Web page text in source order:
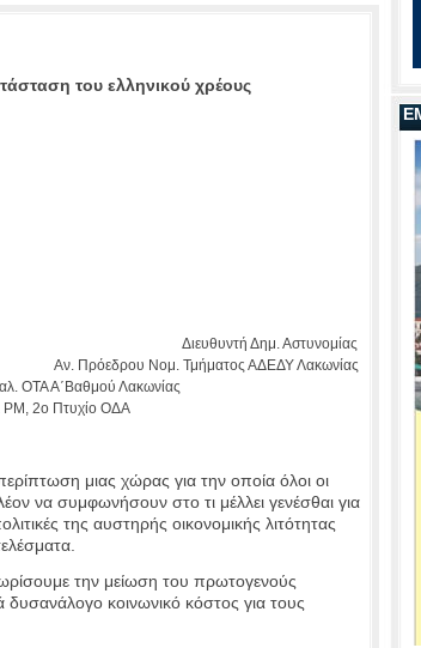
του ελληνικού χρέους
Διευθυντή Δημ. Αστυνομίας
ΑΔΕΔΥ Λακωνίας
Λακωνίας
Πτυχίο ΟΔΑ
μιας χώρας για την οποία όλοι οι
να συμφωνήσουν στο τι μέλλει γενέσθαι για
της αυστηρής οικονομικής λιτότητας
την μείωση του πρωτογενούς
κοινωνικό κόστος για τους